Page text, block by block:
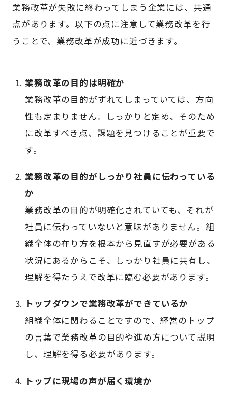
業務改革が失敗に終わってしまう企業には、共通
点があります。以下の点に注意して業務改革を行
うことで、業務改革が成功に近づきます。
業務改革の目的は明確か
業務改革の目的がずれてしまっていては、方向
性も定まりません。しっかりと定め、そのため
に改革すべき点、課題を見つけることが重要で
す。
業務改革の目的がしっかり社員に伝わっている
か
業務改革の目的が明確化されていても、それが
社員に伝わっていないと意味がありません。組
織全体の在り方を根本から見直すが必要がある
状況にあるからこそ、しっかり社員に共有し、
理解を得たうえで改革に臨む必要があります。
トップダウンで業務改革ができているか
組織全体に関わることですので、経営のトップ
の言葉で業務改革の目的や進め方について説明
し、理解を得る必要があります。
トップに現場の声が届く環境か